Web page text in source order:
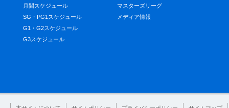
月間スケジュール
SG・PG1スケジュール
G1・G2スケジュール
G3スケジュール
マスターズリーグ
メディア情報